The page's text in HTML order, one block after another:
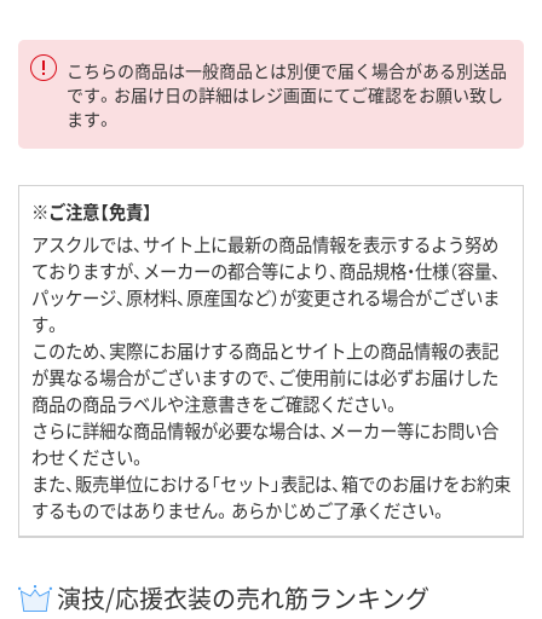
こちらの商品は一般商品とは別便で届く場合がある別送品
です。お届け日の詳細はレジ画面にてご確認をお願い致し
ます。
※ご注意【免責】
アスクルでは、サイト上に最新の商品情報を表示するよう努め
ておりますが、メーカーの都合等により、商品規格・仕様（容量、
パッケージ、原材料、原産国など）が変更される場合がございま
す。
このため、実際にお届けする商品とサイト上の商品情報の表記
が異なる場合がございますので、ご使用前には必ずお届けした
商品の商品ラベルや注意書きをご確認ください。
さらに詳細な商品情報が必要な場合は、メーカー等にお問い合
わせください。
また、販売単位における「セット」表記は、箱でのお届けをお約束
するものではありません。あらかじめご了承ください。
演技/応援衣装の売れ筋ランキング